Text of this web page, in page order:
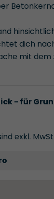
dich
mit dem
- für
exkl. MwSt.